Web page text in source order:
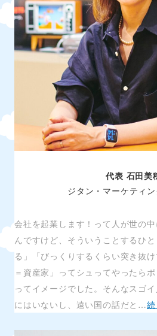
代表 石田美
ジタン・マーケティ
会社を起業します！って人が世の
んですけど、そういうことするひ
る」「びっくりするくらい突き抜
＝資産家」ってシュってやったら
ってイメージでした。そんなスゴ
にはいないし、遠い国の話だと…